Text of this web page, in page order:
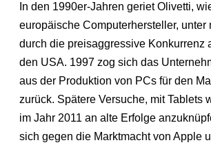
In den 1990er-Jahren geriet Olivetti,
europäische Computerhersteller, unter
durch die preisaggressive Konkurrenz
den USA. 1997 zog sich das
aus der Produktion von PCs für den
zurück. Spätere Versuche, mit Tablets
im Jahr 2011 an alte Erfolge
sich gegen die Marktmacht von Apple